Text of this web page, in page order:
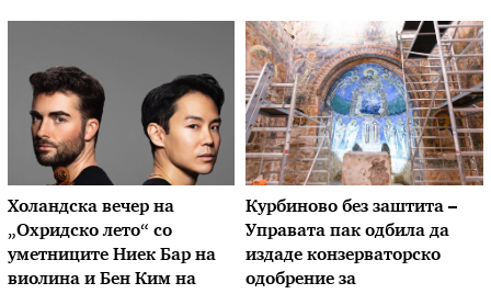
Холандска вечер на
„Охридско лето“ со
уметниците Ниек Бар на
виолина и Бен Ким на
Курбиново без заштита –
Управата пак одбила да
издаде конзерваторско
одобрение за